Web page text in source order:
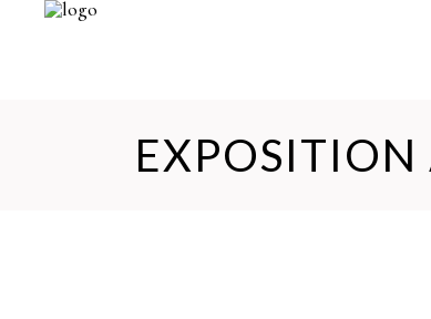
EXPOSITION